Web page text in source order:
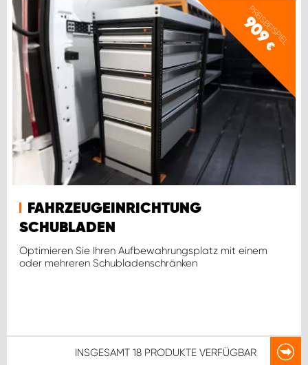
PREISBEISPIEL
909
€
FAHRZEUGEINRICHTUNG
SCHUBLADEN
Optimieren Sie Ihren Aufbewahrungsplatz mit einem
oder mehreren Schubladenschränken
INSGESAMT 18 PRODUKTE VERFÜGBAR